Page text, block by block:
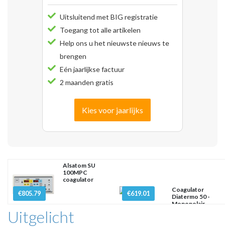
Uitsluitend met BIG registratie
Toegang tot alle artikelen
Help ons u het nieuwste nieuws te
brengen
Eén jaarlijkse factuur
2 maanden gratis
Kies voor jaarlijks
€805.79
Alsatom SU
100MPC
coagulator
€619.01
Coagulator
Diatermo 50 -
Monopolair
Uitgelicht